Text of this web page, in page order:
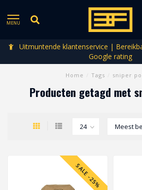
MENU
Uitmuntende klantenservice |
Google rating
Home Tags sniper
Producten getagd met
SALE -25%